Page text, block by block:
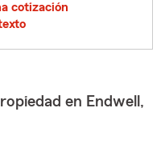
cotización
en Endwell,